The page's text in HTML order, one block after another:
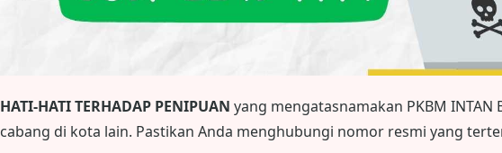
HATI-HATI TERHADAP PENIPUAN yang mengatasnamakan PKBM
cabang di kota lain. Pastikan Anda menghubungi nomor resmi yang